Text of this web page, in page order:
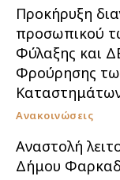
Προκήρυξη
προσωπικού
Φύλαξης και
Φρούρησης
Ανακοινώσεις
Αναστολή
Δήμου